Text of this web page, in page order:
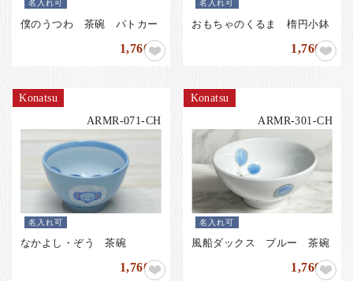
名入れ可
僕のうつわ 茶碗 パトカー
1,760円
名入れ可
おもちゃのくるま 楕円小鉢
1,760円
Konatsu
ARMR-071-CH
名入れ可
なかよし・ぞう 茶碗
1,760円
Konatsu
ARMR-301-CH
名入れ可
風船ダックス ブルー 茶碗
1,760円